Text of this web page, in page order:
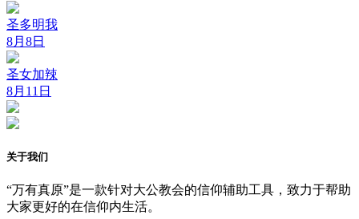
圣多明我
8月8日
圣女加辣
8月11日
关于我们
“万有真原”是一款针对大公教会的信仰辅助工具，致力于帮助
大家更好的在信仰内生活。